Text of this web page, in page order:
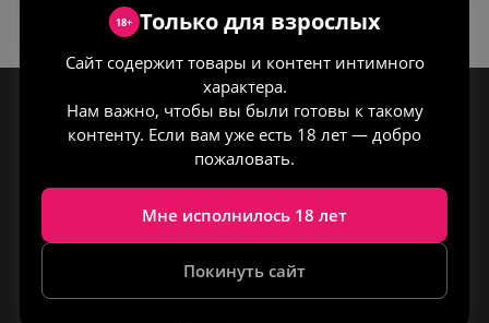
Список брендов
Компания
Контакты
Новости
Отзывы
Помощь
Как оформить заказ?
18+ Только для взрослых
Сайт содержит товары и контент интимного
характера.
Нам важно, чтобы вы были готовы к такому
контенту. Если вам уже есть 18 лет — добро
пожаловать.
Мне исполнилось 18 лет
Покинуть сайт